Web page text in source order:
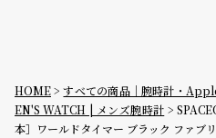
HOME すべての商品｜腕時計・
EN'S WATCH | メンズ腕時計
本］ワールドタイマー ブラック ファブ